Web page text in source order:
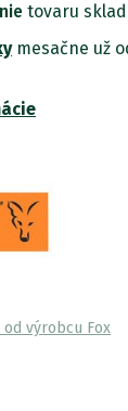
tovaru
mesačne už
výrobcu Fox